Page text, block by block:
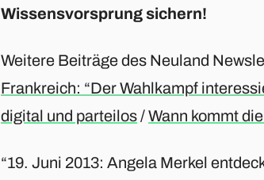
Wissensvorsprung sichern!
Weitere Beiträge des Neuland
Frankreich: “Der Wahlkampf
digital und parteilos/Wann kommt
“19. Juni 2013: Angela Merkel